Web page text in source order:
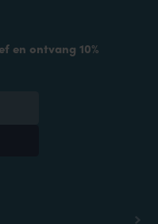
en ontvang 10%